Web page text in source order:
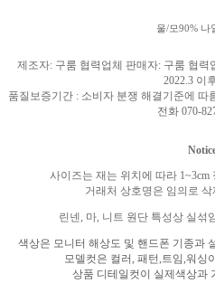
울/모90% 나
제조자: 구룸 협력업체 판매자: 구룸 협력
2022.3 이
품질보증기간 : 소비자 분쟁 해결기준에 따
전화 070-
사이즈는 재는 위치에 따라 1~3cm
거래처 상호명은 임의로
린넨, 마, 니트 원단 특성상 실섞
색상은 모니터 해상도 및 핸드폰 기종과
모델컷은 컬러, 패턴,트임,워싱
상품 디테일컷이 실제색상과